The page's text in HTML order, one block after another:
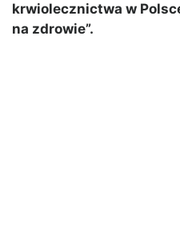
krwiolecznictwa w
na zdrowie”.